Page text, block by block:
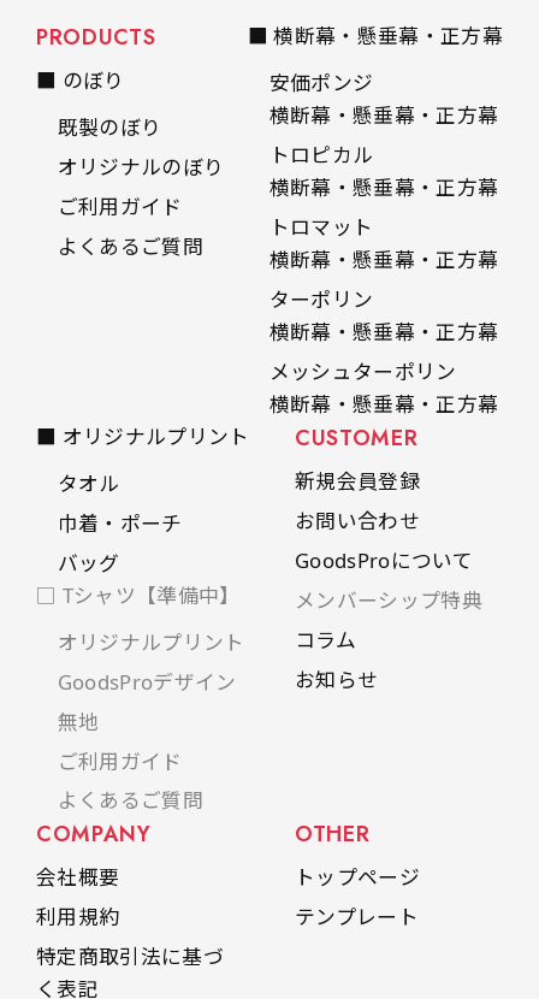
PRODUCTS
■ のぼり
既製のぼり
オリジナルのぼり
ご利用ガイド
よくあるご質問
■ 横断幕・懸垂幕・正方幕
安価ポンジ
横断幕・懸垂幕・正方幕
トロピカル
横断幕・懸垂幕・正方幕
トロマット
横断幕・懸垂幕・正方幕
ターポリン
横断幕・懸垂幕・正方幕
メッシュターポリン
横断幕・懸垂幕・正方幕
■ オリジナルプリント
タオル
巾着・ポーチ
バッグ
□ Tシャツ【準備中】
オリジナルプリント
GoodsProデザイン
無地
ご利用ガイド
よくあるご質問
CUSTOMER
新規会員登録
お問い合わせ
GoodsProについて
メンバーシップ特典
コラム
お知らせ
COMPANY
会社概要
利用規約
特定商取引法に基づ
く表記
OTHER
トップページ
テンプレート